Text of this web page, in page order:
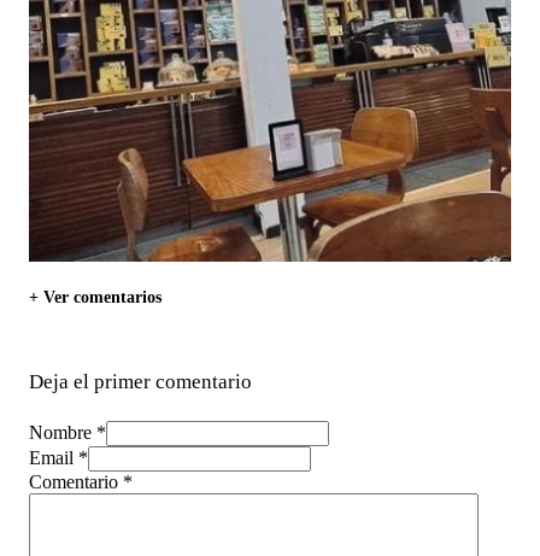
+ Ver comentarios
Deja el primer comentario
Nombre *
Email *
Comentario *